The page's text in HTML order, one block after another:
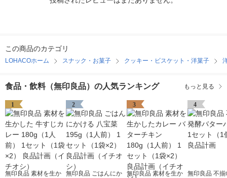
この商品のカテゴリ
LOHACOホーム スナック・お菓子 クッキー・ビスケット・洋菓子
食品・飲料（無印良品）の人気ランキング もっと見る
1
無印良品 素材を生か
2
無印良品 ごはんにか
3
無印良品 素材を生か
4
無印良品 不揃